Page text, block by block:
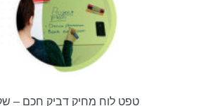
טפט לוח מחיק דביק חכם –